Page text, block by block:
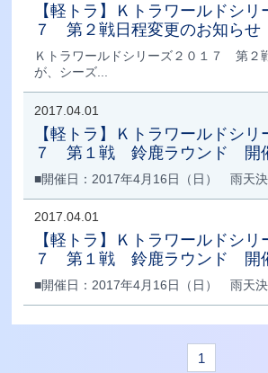
【軽トラ】Ｋトラワールドシリ
７ 第２戦日程変更のお知らせ
Ｋトラワールドシリーズ２０１７ 第２
が、シーズ...
2017.04.01
【軽トラ】Ｋトラワールドシリ
７ 第１戦 鈴鹿ラウンド 開
■開催日：2017年4月16日（日） 雨天決
2017.04.01
【軽トラ】Ｋトラワールドシリ
７ 第１戦 鈴鹿ラウンド 開
■開催日：2017年4月16日（日） 雨天
1